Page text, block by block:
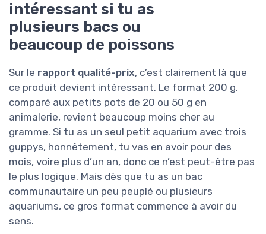
intéressant si tu as
plusieurs bacs ou
beaucoup de poissons
Sur le rapport qualité-prix, c’est clairement là que
ce produit devient intéressant. Le format 200 g,
comparé aux petits pots de 20 ou 50 g en
animalerie, revient beaucoup moins cher au
gramme. Si tu as un seul petit aquarium avec trois
guppys, honnêtement, tu vas en avoir pour des
mois, voire plus d’un an, donc ce n’est peut-être pas
le plus logique. Mais dès que tu as un bac
communautaire un peu peuplé ou plusieurs
aquariums, ce gros format commence à avoir du
sens.